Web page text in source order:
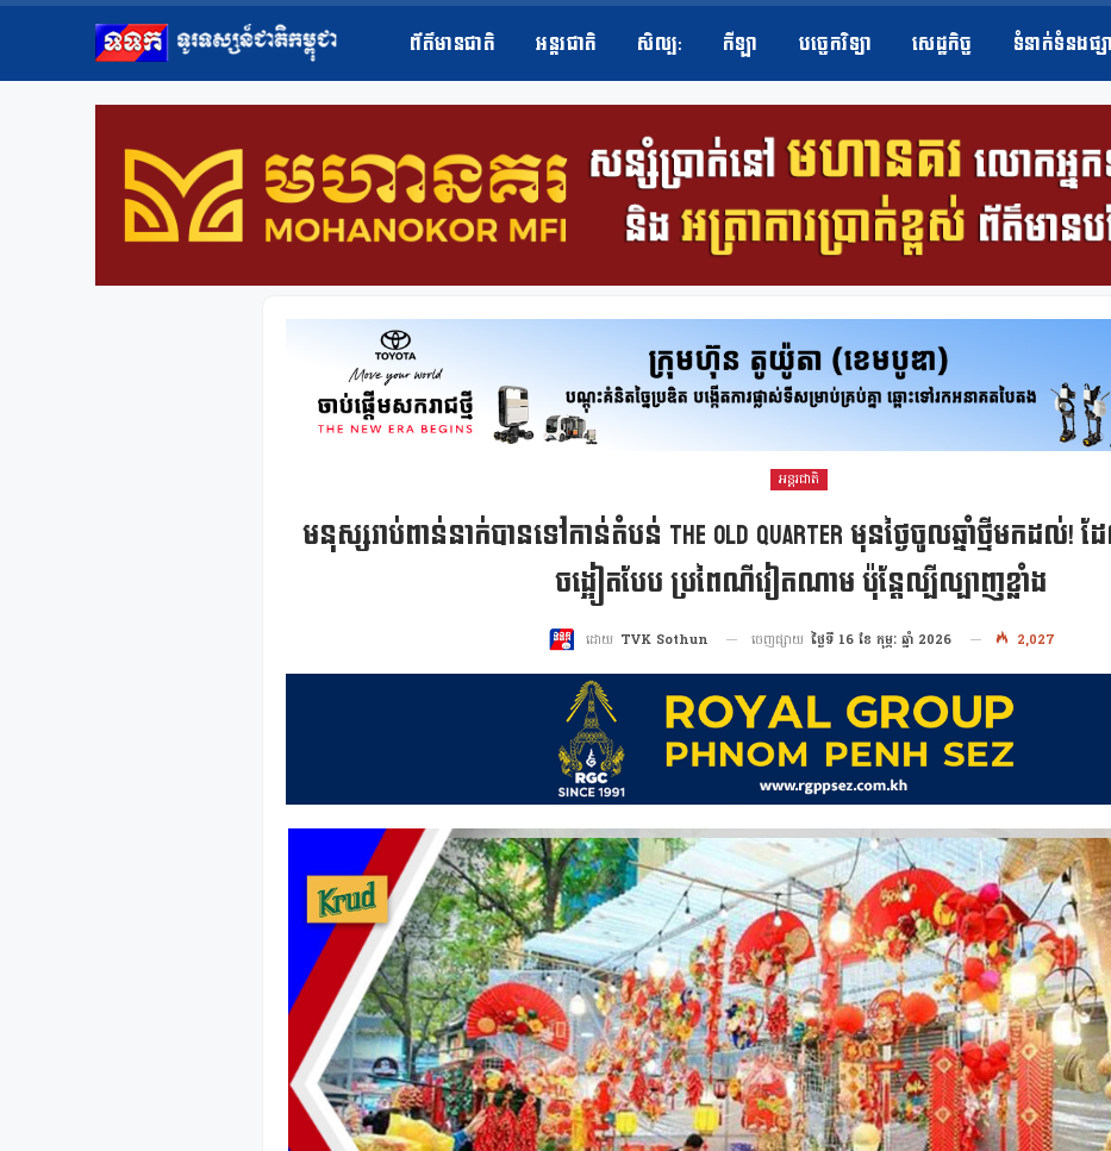
ព័ត៌មានជាតិ អន្តរជាតិ សិល្ប​: កីឡា បច្ចេកវិទ្យា សេដ្ឋកិច្ច ទំនាក់ទំនងផ្
អន្តរជាតិ
មនុស្សរាប់ពាន់នាក់បានទៅកាន់តំបន់ The Old Quarter មុនថ្ងៃចូលឆ្នាំថ្មីមកដល់! ដ
ចង្អៀតបែប ប្រពៃណីវៀតណាម ប៉ុន្តែល្បីល្បាញខ្លាំង
ដោយ TVK Sothun ចេញផ្សាយ ថ្ងៃទី 16 ខែ កុម្ភៈ ឆ្នាំ 2026 2,027